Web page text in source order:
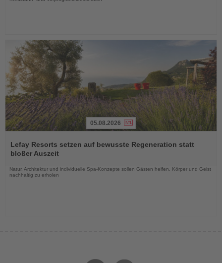
Sie
die
05.08.2026
Lefay Resorts setzen auf bewusste Regeneration statt
bloßer Auszeit
Natur, Architektur und individuelle Spa-Konzepte sollen Gästen helfen, Körper und Geist
nachhaltig zu erholen